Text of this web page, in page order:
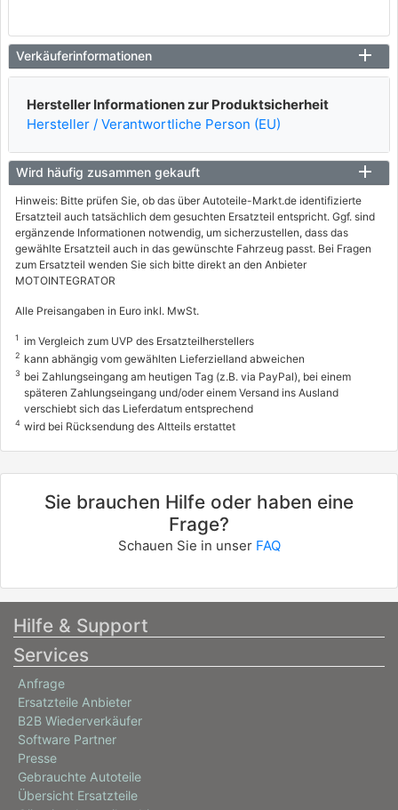
Verkäuferinformationen
Hersteller Informationen zur Produktsicherheit
Hersteller / Verantwortliche Person (EU)
Wird häufig zusammen gekauft
Hinweis: Bitte prüfen Sie, ob das über Autoteile-Markt.de identifizierte
Ersatzteil auch tatsächlich dem gesuchten Ersatzteil entspricht. Ggf. sind
ergänzende Informationen notwendig, um sicherzustellen, dass das
gewählte Ersatzteil auch in das gewünschte Fahrzeug passt. Bei Fragen
zum Ersatzteil wenden Sie sich bitte direkt an den Anbieter
MOTOINTEGRATOR
Alle Preisangaben in Euro inkl. MwSt.
1 im Vergleich zum UVP des Ersatzteilherstellers
2 kann abhängig vom gewählten Lieferzielland abweichen
3 bei Zahlungseingang am heutigen Tag (z.B. via PayPal), bei einem
späteren Zahlungseingang und/oder einem Versand ins Ausland
verschiebt sich das Lieferdatum entsprechend
4 wird bei Rücksendung des Altteils erstattet
Sie brauchen Hilfe oder haben eine
Frage?
Schauen Sie in unser FAQ
Hilfe & Support
Services
Anfrage
Ersatzteile Anbieter
B2B Wiederverkäufer
Software Partner
Presse
Gebrauchte Autoteile
Übersicht Ersatzteile